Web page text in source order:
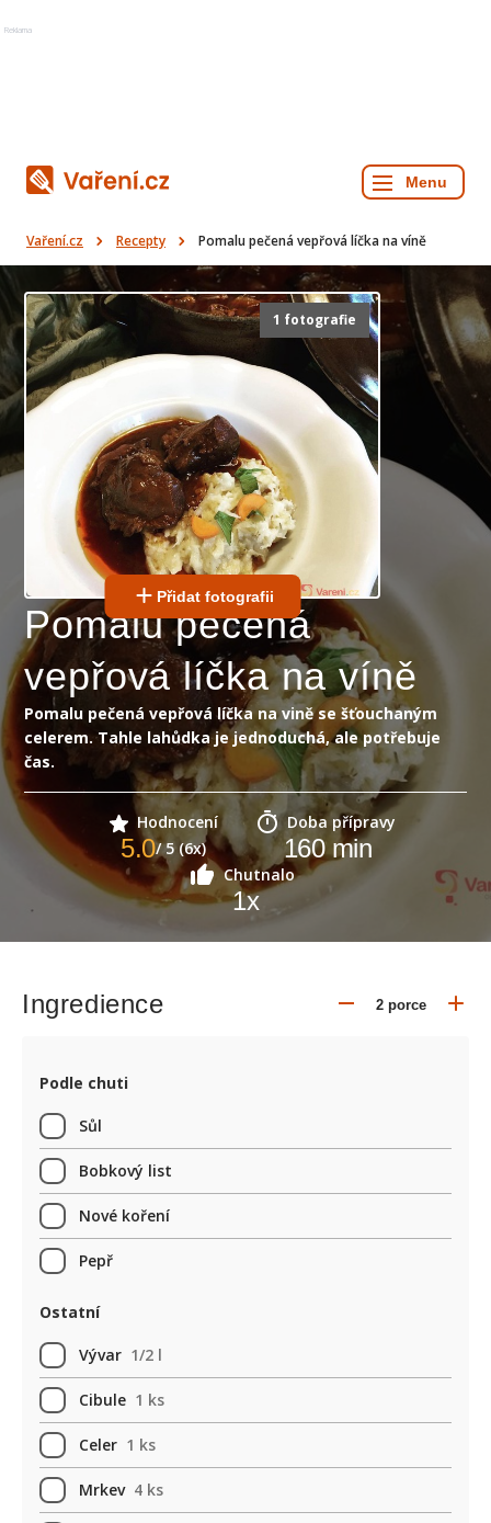
Reklama
Vaření.cz Recepty Pomalu pečená vepřová líčka na víně
1 fotografie
Přidat fotografii
Pomalu pečená
vepřová líčka na víně
Pomalu pečená vepřová líčka na vině se šťouchaným
celerem. Tahle lahůdka je jednoduchá, ale potřebuje
čas.
Hodnocení
5.0/ 5 (6x)
Doba přípravy
160min
Chutnalo
1x
Ingredience
Podle chuti
Sůl
Bobkový list
Nové koření
Pepř
Ostatní
Vývar 1/2 l
Cibule 1 ks
Celer 1 ks
Mrkev 4 ks